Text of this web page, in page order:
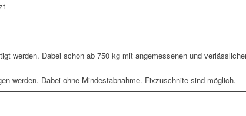
werden. Dabei schon ab 750 kg mit angemessenen und
werden. Dabei ohne Mindestabnahme. Fixzuschnite sind möglich.